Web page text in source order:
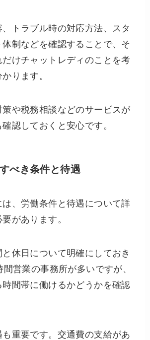
トラブル時の対応方法、スタ
体制などを確認することで、そ
けチャットレディのことを考
ります。
策や税務相談などのサービスが
認しておくと安心です。
べき条件と待遇
、労働条件と待遇について詳
があります。
休日について明確にしておき
間営業の事務所が多いですが、
間帯に働けるかどうかを確認
重要です。交通費の支給があ